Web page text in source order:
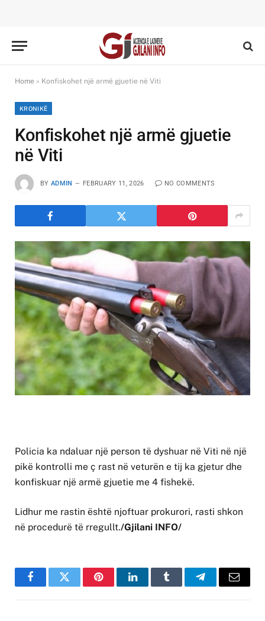
Home » Konfiskohet një armë gjuetie në Viti
KRONIKË
Konfiskohet një armë gjuetie
në Viti
BY ADMIN FEBRUARY 11, 2026 NO COMMENTS
Policia ka ndaluar një person të dyshuar në Viti në një
pikë kontrolli me ç rast në veturën e tij ka gjetur dhe
konfiskuar një armë gjuetie me 4 fishekë.
Lidhur me rastin është njoftuar prokurori, rasti shkon
në procedurë të rregullt./Gjilani INFO/
FacebookTwitter PinterestLinkedInTumblr TelegramEmail